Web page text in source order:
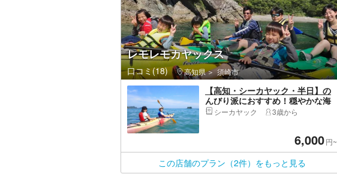
レモレモカヤックス
口コミ(18) 高知県 須崎市
【高知・シーカヤック・半日】の
んびり派におすすめ！穏やかな海
でまったり安和プラン
シーカヤック 3歳から
6,000円~
この店舗のプラン（2件）をもっと見る